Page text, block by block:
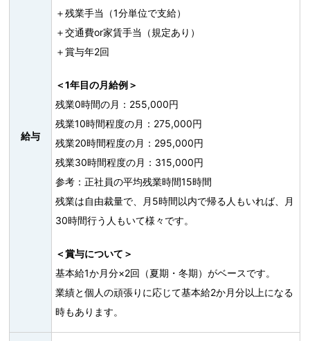
給与
＋残業手当（1分単位で支給）
＋交通費or家賃手当（規定あり）
＋賞与年2回
＜1年目の月給例＞
残業0時間の月：255,000円
残業10時間程度の月：275,000円
残業20時間程度の月：295,000円
残業30時間程度の月：315,000円
参考：正社員の平均残業時間15時間
残業は自由裁量で、月5時間以内で帰る人もいれば、月
30時間行う人もいて様々です。
＜賞与について＞
基本給1か月分×2回（夏期・冬期）がベースです。
業績と個人の頑張りに応じて基本給2か月分以上になる
時もあります。